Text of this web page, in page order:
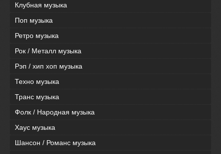
Клубная музыка
Поп музыка
Ретро музыка
Рок / Металл музыка
Рэп / хип хоп музыка
Техно музыка
Транс музыка
Фолк / Народная музыка
Хаус музыка
Шансон / Романс музыка